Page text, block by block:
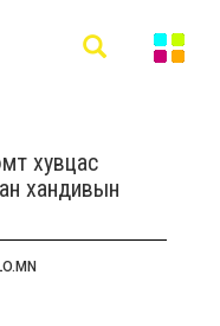
хувцас
хандивын